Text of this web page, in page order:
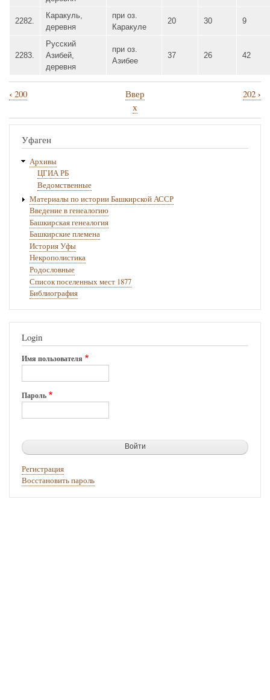
2282.
Каракуль,
деревня
при оз.
Каракуле
20 30 9
2283.
Русский
Азибей,
деревня
при оз.
Азибее
37 26 42
Перекрёстные
ссылки
книги
для
‹ 200
Ввер
х
202 ›
Уфаген
Архивы
ЦГИА РБ
Ведомственные
Материалы по истории Башкирской АССР
Введение в генеалогию
Башкирская генеалогия
Башкирские племена
История Уфы
Некрополистика
Родословные
Список поселенных мест 1877
Библиография
Login
Имя пользователя
Пароль
Регистрация
Восстановить пароль